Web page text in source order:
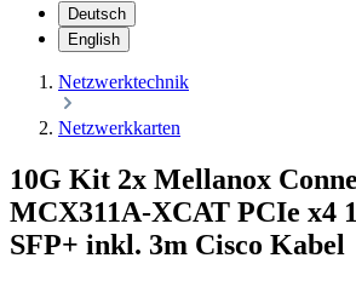
Deutsch
English
Netzwerktechnik
Netzwerkkarten
10G Kit 2x Mellanox
MCX311A-XCAT PCIe x4
SFP+ inkl. 3m Cisco Kabel